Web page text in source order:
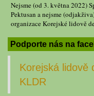
Nejsme (od 3. května 2022)
Pektusan a nejsme
organizace Korejské lidově
Podporte nás na
Korejská lidově
KLDR